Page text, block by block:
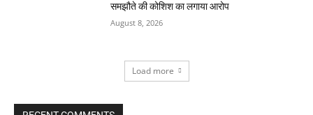
समझौते की कोशिश का लगाया आरोप
August 8, 2026
Load more